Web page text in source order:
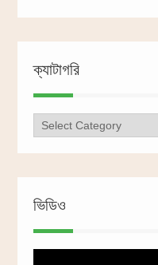
ক্যাটাগরি
ক্যাটাগরি
ভিডিও